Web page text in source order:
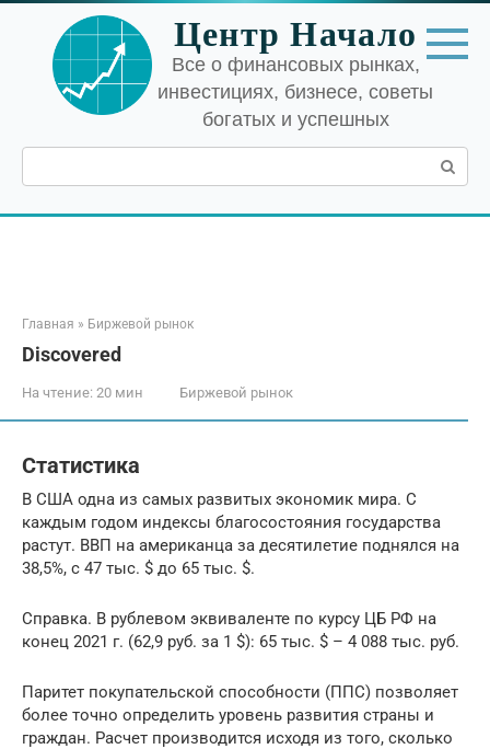
Перейти
контенту
Центр Начало
Все о финансовых рынках,
инвестициях, бизнесе, советы
богатых и успешных
Поиск:
Главная » Биржевой рынок
Discovered
На чтение: 20 мин Биржевой рынок
Статистика
В США одна из самых развитых экономик мира. С
каждым годом индексы благосостояния государства
растут. ВВП на американца за десятилетие поднялся на
38,5%, с 47 тыс. $ до 65 тыс. $.
Справка. В рублевом эквиваленте по курсу ЦБ РФ на
конец 2021 г. (62,9 руб. за 1 $): 65 тыс. $ – 4 088 тыс. руб.
Паритет покупательской способности (ППС) позволяет
более точно определить уровень развития страны и
граждан. Расчет производится исходя из того, сколько